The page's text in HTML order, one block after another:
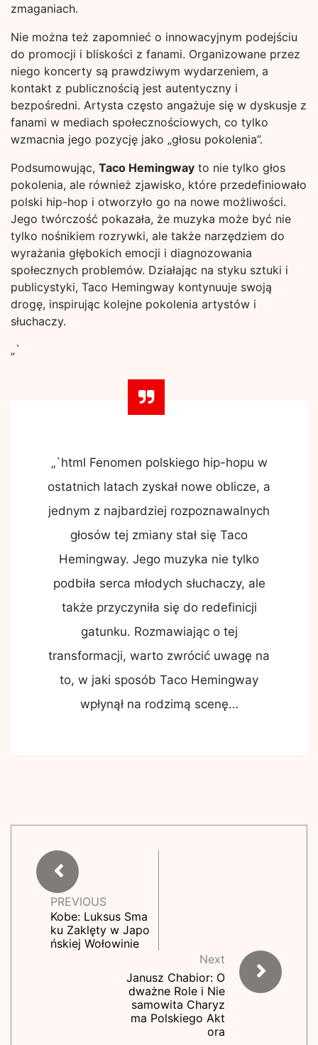
zmaganiach.
Nie można też zapomnieć o innowacyjnym podejściu
do promocji i bliskości z fanami. Organizowane przez
niego koncerty są prawdziwym wydarzeniem, a
kontakt z publicznością jest autentyczny i
bezpośredni. Artysta często angażuje się w dyskusje z
fanami w mediach społecznościowych, co tylko
wzmacnia jego pozycję jako „głosu pokolenia”.
Podsumowując, Taco Hemingway to nie tylko głos
pokolenia, ale również zjawisko, które przedefiniowało
polski hip-hop i otworzyło go na nowe możliwości.
Jego twórczość pokazała, że muzyka może być nie
tylko nośnikiem rozrywki, ale także narzędziem do
wyrażania głębokich emocji i diagnozowania
społecznych problemów. Działając na styku sztuki i
publicystyki, Taco Hemingway kontynuuje swoją
drogę, inspirując kolejne pokolenia artystów i
słuchaczy.
„`
„`html Fenomen polskiego hip-hopu w
ostatnich latach zyskał nowe oblicze, a
jednym z najbardziej rozpoznawalnych
głosów tej zmiany stał się Taco
Hemingway. Jego muzyka nie tylko
podbiła serca młodych słuchaczy, ale
także przyczyniła się do redefinicji
gatunku. Rozmawiając o tej
transformacji, warto zwrócić uwagę na
to, w jaki sposób Taco Hemingway
wpłynął na rodzimą scenę…
PREVIOUS
Kobe: Luksus Sma
ku Zaklęty w Japo
ńskiej Wołowinie
Next
Janusz Chabior: O
dważne Role i Nie
samowita Charyz
ma Polskiego Akt
ora